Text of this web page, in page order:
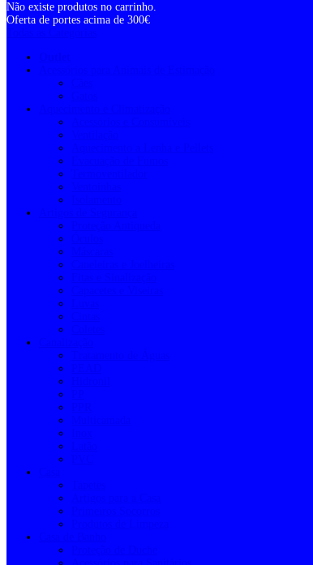
Não existe produtos no carrinho.
Oferta de portes acima de 300€